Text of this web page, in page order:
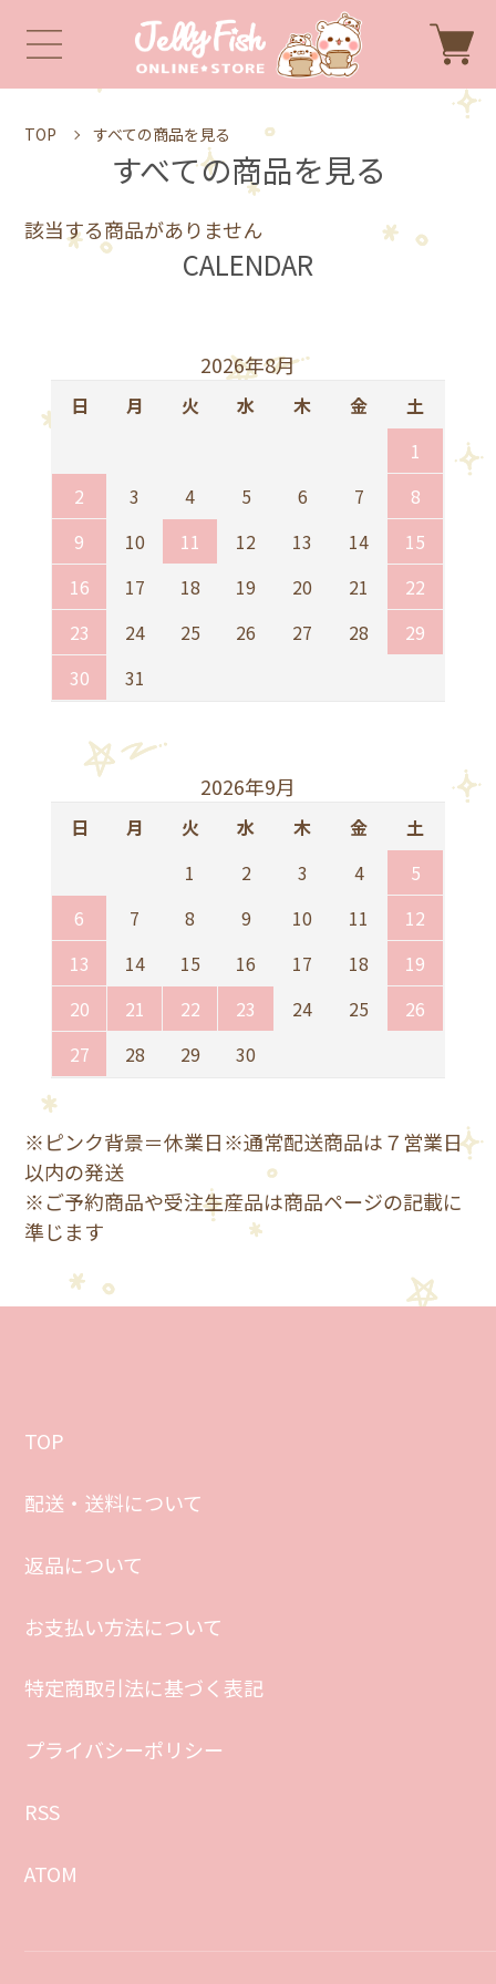
TOP すべての商品を見る
すべての商品を見る
該当する商品がありません
CALENDAR
2026年8月
日 月 火 水 木 金
土
1
2
3 4 5 6 7
8
9
10 11 12 13 14
15
16
17 18 19 20 21
22
23
24 25 26 27 28
29
30
31
2026年9月
日 月 火 水 木 金
土
1
2 3 4
5
6
7 8 9 10 11
12
13
14 15 16 17 18
19
20
21 22 23 24 25
26
27
28 29 30
※ピンク背景＝休業日※通常配送商品は７営業日
以内の発送
※ご予約商品や受注生産品は商品ページの記載に
準じます
TOP
配送・送料について
返品について
お支払い方法について
特定商取引法に基づく表記
プライバシーポリシー
RSS
ATOM